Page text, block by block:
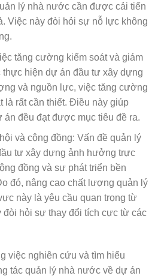
lý nhà nước cần được cải tiến
Việc này đòi hỏi sự nỗ lực không
tăng cường kiểm soát và giám
thực hiện dự án đầu tư xây dựng
và nguồn lực, việc tăng cường
là rất cần thiết. Điều này giúp
án đều đạt được mục tiêu đề ra.
và cộng đồng: Vấn đề quản lý
tư xây dựng ảnh hưởng trực
đồng và sự phát triển bền
đó, nâng cao chất lượng quản lý
này là yêu cầu quan trọng từ
đòi hỏi sự thay đổi tích cực từ các
việc nghiên cứu và tìm hiểu
tác quản lý nhà nước về dự án